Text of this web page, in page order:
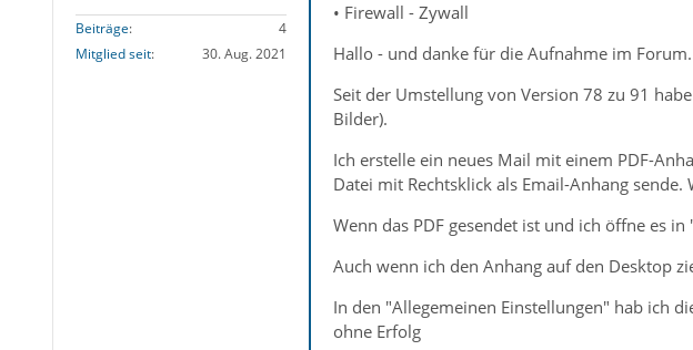
Beiträge
4
Mitglied seit
30. Aug. 2021
• Firewall - Zywall
Hallo - und danke für die Aufnahme im Forum.
Seit der Umstellung von Version 78 zu 91
Bilder).
Ich erstelle ein neues Mail mit einem PDF-
Datei mit Rechtsklick als Email-Anhang
Wenn das PDF gesendet ist und ich öffne es
Auch wenn ich den Anhang auf den Desktop
In den "Allegemeinen Einstellungen" hab ich
ohne Erfolg